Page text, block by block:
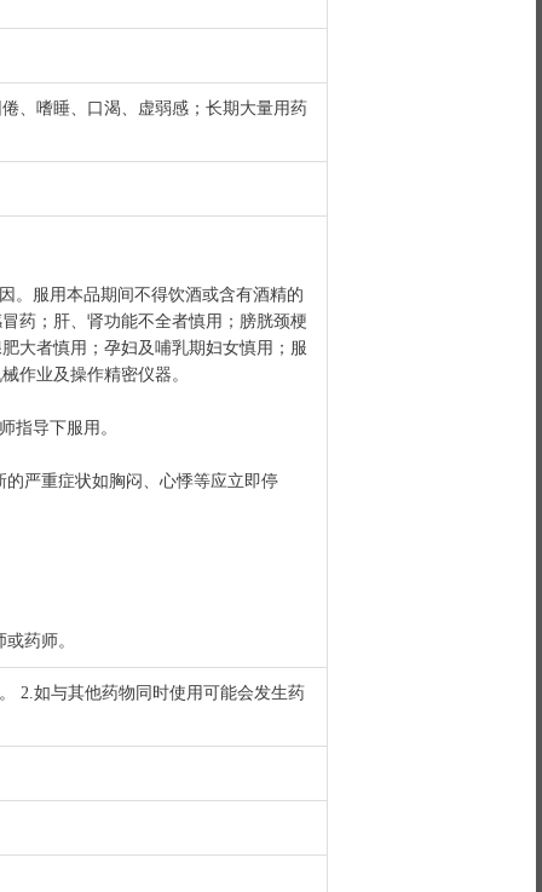
、嗜睡、口渴、虚弱感；长期大量用药
。服用本品期间不得饮酒或含有酒精的
药；肝、肾功能不全者慎用；膀胱颈梗
大者慎用；孕妇及哺乳期妇女慎用；服
作业及操作精密仪器。
指导下服用。
严重症状如胸闷、心悸等应立即停
药师。
2.如与其他药物同时使用可能会发生药